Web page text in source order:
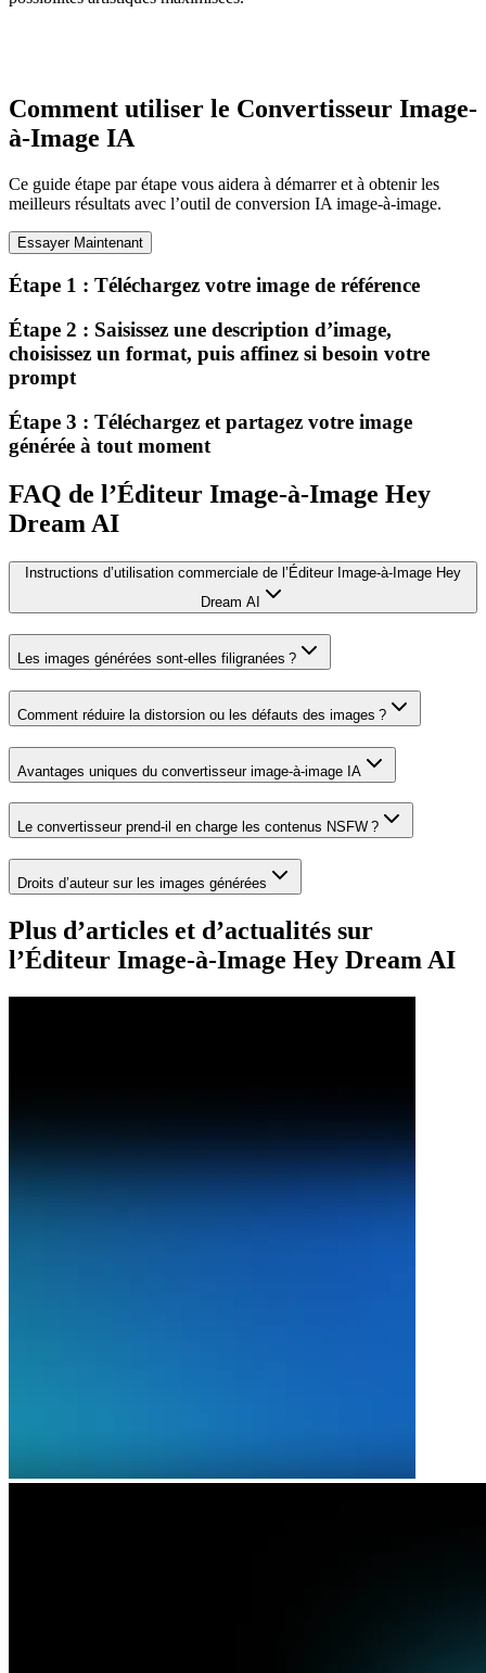
Comment utiliser le Convertisseur Image-
à-Image IA
Ce guide étape par étape vous aidera à démarrer et à obtenir les
meilleurs résultats avec l’outil de conversion IA image-à-image.
Essayer Maintenant
Étape 1 : Téléchargez votre image de référence
Étape 2 : Saisissez une description d’image,
choisissez un format, puis affinez si besoin votre
prompt
Étape 3 : Téléchargez et partagez votre image
générée à tout moment
FAQ de l’Éditeur Image-à-Image Hey
Dream AI
Instructions d’utilisation commerciale de l’Éditeur Image-à-Image Hey
Dream AI
Les images générées sont-elles filigranées ?
Comment réduire la distorsion ou les défauts des images ?
Avantages uniques du convertisseur image-à-image IA
Le convertisseur prend-il en charge les contenus NSFW ?
Droits d’auteur sur les images générées
Plus d’articles et d’actualités sur
l’Éditeur Image-à-Image Hey Dream AI